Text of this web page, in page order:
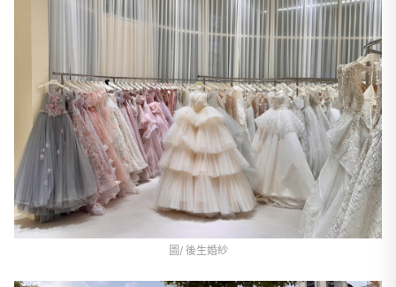
圖/ 後生婚紗